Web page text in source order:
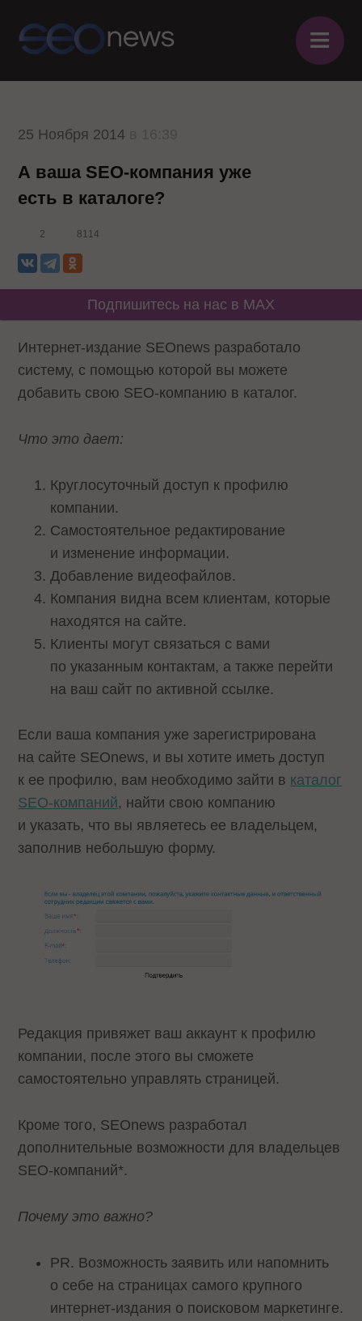
≡
25 Ноября 2014
А ваша SEO-компания уже
есть в каталоге?
2 8114
Подпишитесь на нас в MAX
Интернет-издание SEOnews разработало
систему, с помощью которой вы можете
добавить свою SEO-компанию в каталог.
Что это дает:
Круглосуточный доступ к профилю
компании.
Самостоятельное редактирование
и изменение информации.
Добавление видеофайлов.
Компания видна всем клиентам, которые
находятся на сайте.
Клиенты могут связаться с вами
по указанным контактам, а также перейти
на ваш сайт по активной ссылке.
Если ваша компания уже зарегистрирована
на сайте SEOnews, и вы хотите иметь доступ
к ее профилю, вам необходимо зайти в каталог
SEO-компаний, найти свою компанию
и указать, что вы являетесь ее владельцем,
заполнив небольшую форму.
Редакция привяжет ваш аккаунт к профилю
компании, после этого вы сможете
самостоятельно управлять страницей.
Кроме того, SEOnews разработал
дополнительные возможности для владельцев
SEO-компаний*.
Почему это важно?
PR. Возможность заявить или напомнить
о себе на страницах самого крупного
интернет-издания о поисковом маркетинге.